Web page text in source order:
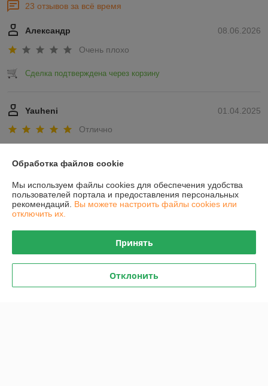
23 отзывов за всё время
08.06.2026
Александр
Очень плохо
Сделка подтверждена через корзину
01.04.2025
Yauheni
Отлично
О нас
Обработка файлов cookie
Мы используем файлы cookies для обеспечения удобства
пользователей портала и предоставления персональных
рекомендаций. Вы можете настроить файлы cookies или
отключить их.
Принять
Отклонить